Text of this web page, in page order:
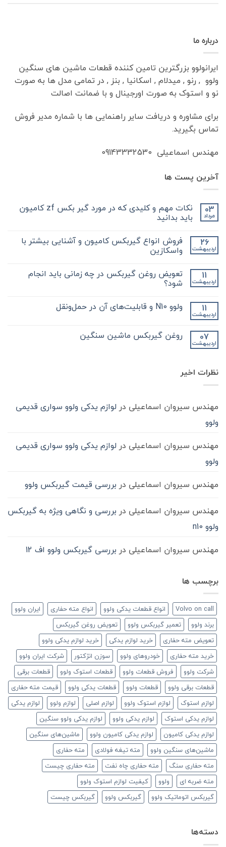
درباره ما
ایرانولوو بزرگترین تامین کننده قطعات ماشین های سنگین
ولوو , رنو , میدلام , اسکانیا , بنز , در تمامی مدل ها به صورت
نو و استوک به صورت اورجینال و با ضمانت اصالت
برای مشاوره و دریافت سایر راهنمایی ها با شماره مدیر فروش
تماس بگیرید.
مهندس اسماعیلی 09143332530
آخرین پست ها
03
مرداد
نکات مهم و کلیدی که در مورد گیر بکس zf کامیون
باید بدانید
دیدگاهی
نکات
مهم
کلیدی
در
مورد
بکس
کامیون
باید
نشده 26
اردیبهشت
فروش انواع گیربکس کامیون و آشنایی بیشتر با
واسکازین
برای
فروش
انواع
و
آشنایی
واسکازین
ثبت
نشده 11
اردیبهشت
تعویض روغن گیربکس در چه زمانی باید انجام
شود؟
برای
تعویض
در
چه
ثبت
نشده 11
اردیبهشت
ولوو N10 و قابلیت‌های آن در حمل‌ونقل
ولوو
N10
حمل‌ونقل
ثبت
نشده 07
اردیبهشت
روغن گیربکس ماشین سنگین
گیربکس
ماشیننظرات اخیر
مهندس سیروان اسماعیلی در لوازم یدکی ولوو سواری قدیمی
ولوو
مهندس سیروان اسماعیلی در لوازم یدکی ولوو سواری قدیمی
ولوو
مهندس سیروان اسماعیلی در بررسی قیمت گیربکس ولوو
مهندس سیروان اسماعیلی در بررسی و نگاهی ویژه به گیربکس
ولوو n10
مهندس سیروان اسماعیلی در بررسی گیربکس ولوو اف 12
برچسب ها
Volvo on call انواع قطعات یدکی ولوو انواع مته حفاری
ایران ولوو
برند ولوو
تعمیر گیربکس ولوو
تعویض روغن گیربکس
تعویض مته حفاری
خرید لوازم یدکی
خرید لوازم یدکی ولوو
خرید مته حفاری
خودروهای ولوو سوزن انژکتور
شرکت ایران ولوو
شرکت ولوو
فروش قطعات ولوو قطعات استوک ولوو
قطعات برقی
قطعات برقی ولوو
قطعات ولوو قطعات یدکی ولوو
قیمت مته حفاری
لوازم استوک
لوازم استوک ولوو لوازم اصلی لوازم ولوو
لوازم یدکی
لوازم یدکی استوک
لوازم یدکی ولوو
لوازم یدکی ولوو سنگین
لوازم یدکی کامیون
لوازم یدکی کامیون ولوو
ماشین‌های سنگین
ماشین‌های سنگین ولوو
مته تیغه فولادی
مته حفاری
مته حفاری سنگ
مته حفاری چاه نفت
مته حفاری چیست
مته ضربه ای
ولوو
کیفیت لوازم استوک ولوو
گیربکس اتوماتیک ولوو
گیربکس ولوو گیربکس چیست
دسته‌ها